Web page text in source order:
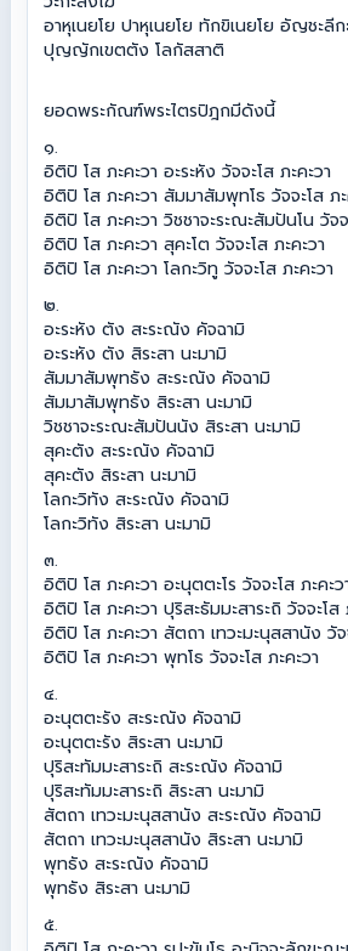
อาหุเนยโย ปาหุเนยโย ทักขิเนยโย อัญชะลี
ปุญญักเขตตัง โลกัสสาติ
ยอดพระกัณฑ์พระไตรปิฎกมีดังนี้
๑.
อิติปิ โส ภะคะวา อะระหัง วัจจะโส ภะคะวา
อิติปิ โส ภะคะวา สัมมาสัมพุทโธ วัจจะโส ภะ
อิติปิ โส ภะคะวา วิชชาจะระณะสัมปันโน วัจจ
อิติปิ โส ภะคะวา สุคะโต วัจจะโส ภะคะวา
อิติปิ โส ภะคะวา โลกะวิทู วัจจะโส ภะคะวา
๒.
อะระหัง ตัง สะระณัง คัจฉามิ
อะระหัง ตัง สิระสา นะมามิ
สัมมาสัมพุทธัง สะระณัง คัจฉามิ
สัมมาสัมพุทธัง สิระสา นะมามิ
วิชชาจะระณะสัมปันนัง สิระสา นะมามิ
สุคะตัง สะระณัง คัจฉามิ
สุคะตัง สิระสา นะมามิ
โลกะวิทัง สะระณัง คัจฉามิ
โลกะวิทัง สิระสา นะมามิ
๓.
อิติปิ โส ภะคะวา อะนุตตะโร วัจจะโส ภะคะว
อิติปิ โส ภะคะวา ปุริสะธัมมะสาระถิ วัจจะโส
อิติปิ โส ภะคะวา สัตถา เทวะมะนุสสานัง วัจ
อิติปิ โส ภะคะวา พุทโธ วัจจะโส ภะคะวา
๔.
อะนุตตะรัง สะระณัง คัจฉามิ
อะนุตตะรัง สิระสา นะมามิ
ปุริสะทัมมะสาระถิ สะระณัง คัจฉามิ
ปุริสะทัมมะสาระถิ สิระสา นะมามิ
สัตถา เทวะมะนุสสานัง สะระณัง คัจฉามิ
สัตถา เทวะมะนุสสานัง สิระสา นะมามิ
พุทธัง สะระณัง คัจฉามิ
พุทธัง สิระสา นะมามิ
๕.